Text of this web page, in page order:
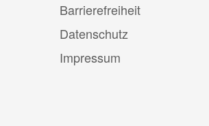
Barrierefreiheit
Datenschutz
Impressum